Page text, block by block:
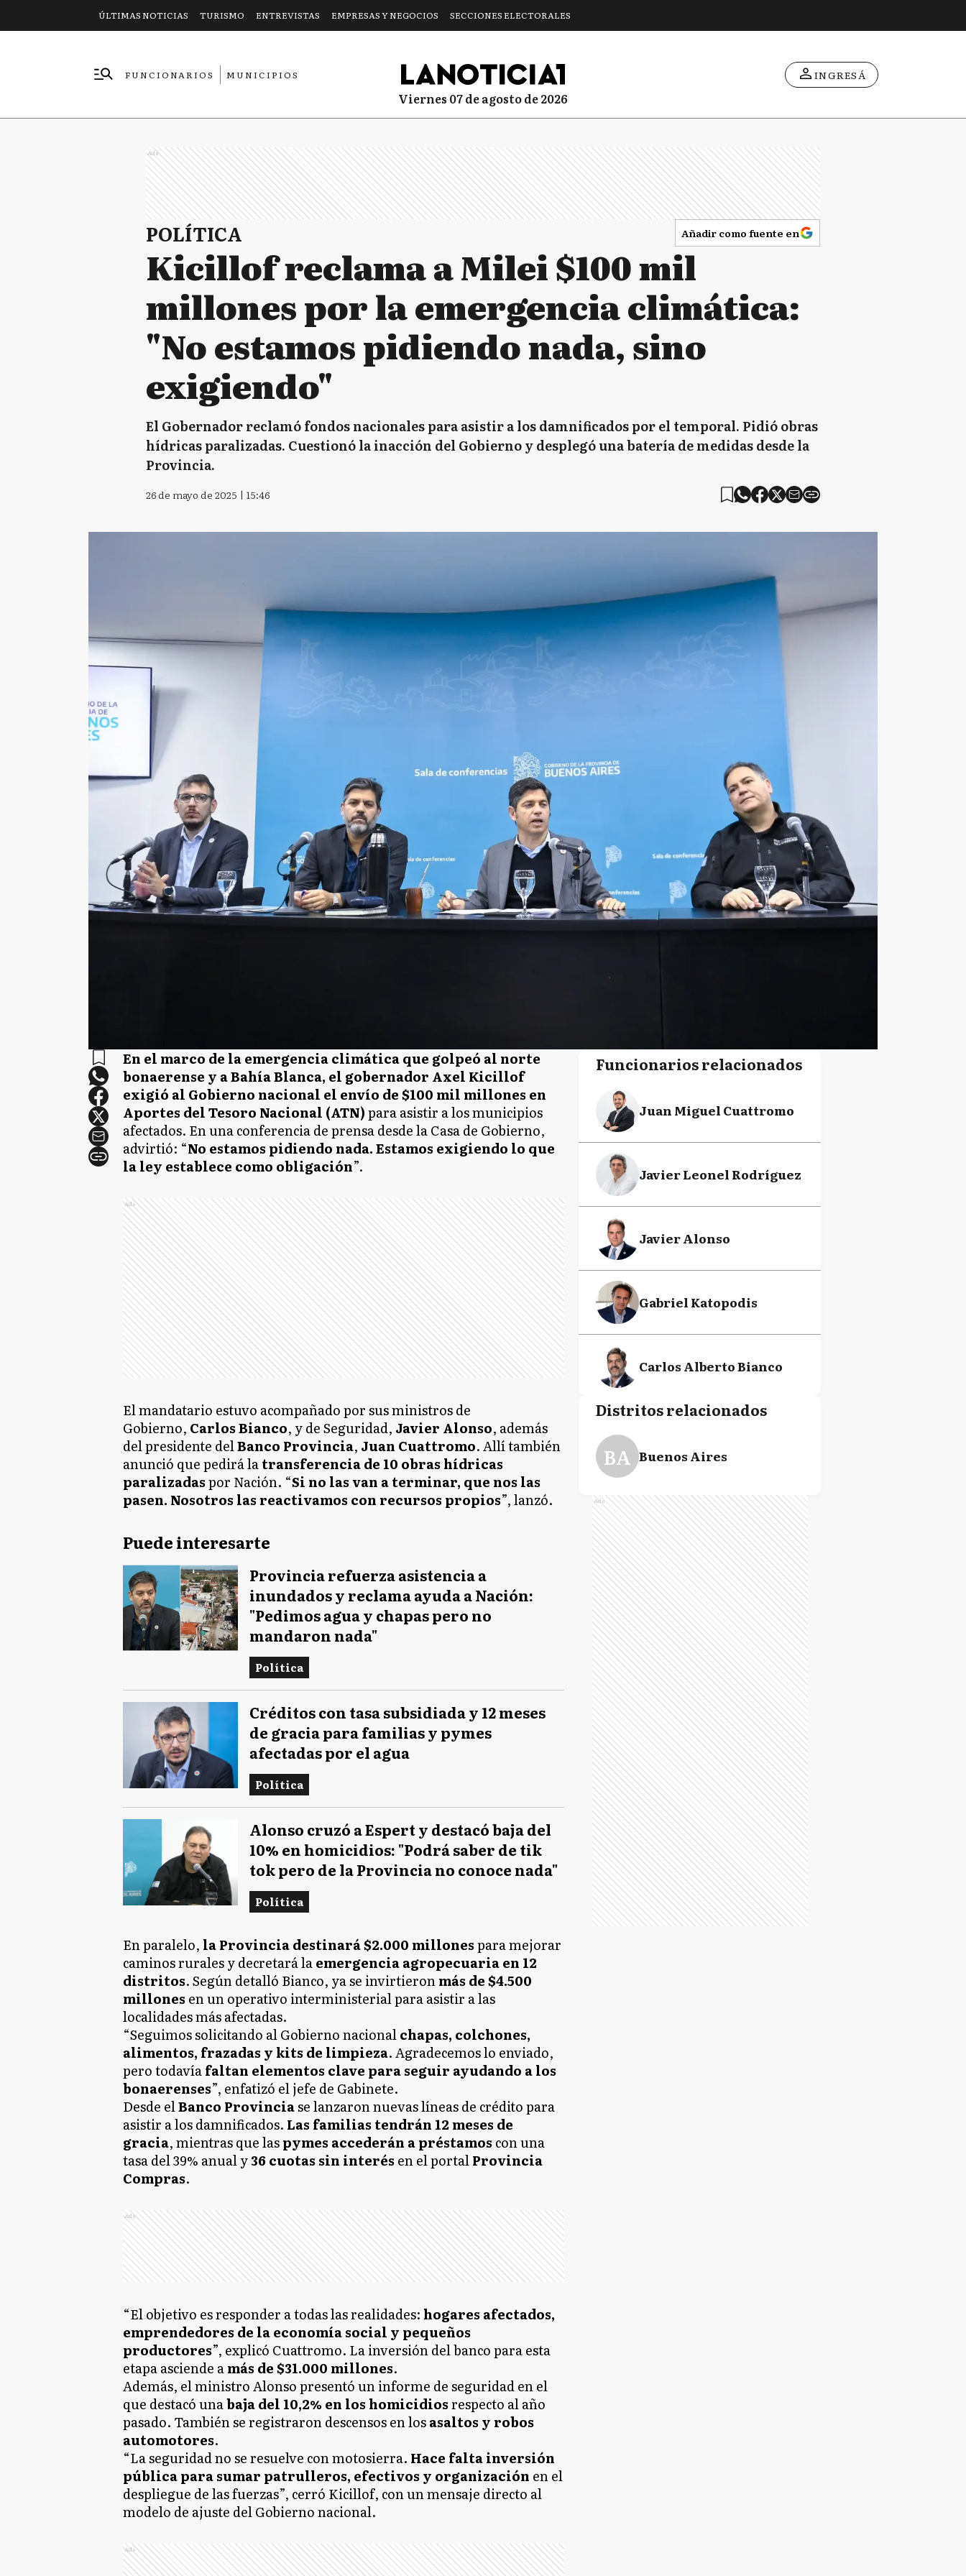
ÚLTIMAS NOTICIAS TURISMO ENTREVISTAS EMPRESAS Y NEGOCIOS SECCIONES ELECTORALES
FUNCIONARIOS
MUNICIPIOS
viernes 07 de agosto de 2026
INGRESÁ
Ads
POLÍTICA Añadir como fuente en
Kicillof reclama a Milei $100 mil
millones por la emergencia climática:
"No estamos pidiendo nada, sino
exigiendo"
El Gobernador reclamó fondos nacionales para asistir a los damnificados por el temporal. Pidió obras
hídricas paralizadas. Cuestionó la inacción del Gobierno y desplegó una batería de medidas desde la
Provincia.
26 de mayo de 2025 | 15:46
En el marco de la emergencia climática que golpeó al norte
bonaerense y a Bahía Blanca, el gobernador Axel Kicillof
exigió al Gobierno nacional el envío de $100 mil millones en
Aportes del Tesoro Nacional (ATN)para asistir a los municipios
afectados. En una conferencia de prensa desde la Casa de Gobierno,
advirtió: “No estamos pidiendo nada. Estamos exigiendo lo que
la ley establece como obligación”.
Ads
El mandatario estuvo acompañado por sus ministros de
Gobierno, Carlos Bianco, y de Seguridad, Javier Alonso, además
del presidente delBanco Provincia, Juan Cuattromo. Allí también
anunció que pedirá latransferencia de 10 obras hídricas
paralizadaspor Nación. “Si no las van a terminar, que nos las
pasen. Nosotros las reactivamos con recursos propios”, lanzó.
Puede interesarte
Provincia refuerza asistencia a
inundados y reclama ayuda a Nación:
"Pedimos agua y chapas pero no
mandaron nada"
Política
Créditos con tasa subsidiada y 12 meses
de gracia para familias y pymes
afectadas por el agua
Política
Alonso cruzó a Espert y destacó baja del
10% en homicidios: "Podrá saber de tik
tok pero de la Provincia no conoce nada"
Política
En paralelo, la Provincia destinará $2.000 millonespara mejorar
caminos rurales y decretará laemergencia agropecuaria en 12
distritos. Según detalló Bianco, ya se invirtieronmás de $4.500
millonesen un operativo interministerial para asistir a las
localidades más afectadas.
“Seguimos solicitando al Gobierno nacionalchapas, colchones,
alimentos, frazadas y kits de limpieza. Agradecemos lo enviado,
pero todavíafaltan elementos clave para seguir ayudando a los
bonaerenses”, enfatizó el jefe de Gabinete.
Desde elBanco Provinciase lanzaron nuevas líneas de crédito para
asistir a los damnificados. Las familias tendrán 12 meses de
gracia, mientras que laspymes accederán a préstamoscon una
tasa del 39% anual y36 cuotas sin interésen el portalProvincia
Compras.
Ads
“El objetivo es responder a todas las realidades:hogares afectados,
emprendedores de la economía social y pequeños
productores”, explicó Cuattromo. La inversión del banco para esta
etapa asciende amás de $31.000 millones.
Además, el ministro Alonso presentó un informe de seguridad en el
que destacó unabaja del 10,2% en los homicidiosrespecto al año
pasado. También se registraron descensos en losasaltos y robos
automotores.
“La seguridad no se resuelve con motosierra. Hace falta inversión
pública para sumar patrulleros, efectivos y organización en el
despliegue de las fuerzas”, cerró Kicillof, con un mensaje directo al
modelo de ajuste del Gobierno nacional.
Ads
Funcionarios relacionados
Juan Miguel Cuattromo
Javier Leonel Rodríguez
Javier Alonso
Gabriel Katopodis
Carlos Alberto Bianco
Eduardo Ricardo
Pablo Julio López
Axel Kicillof
Andrés "Cuervo"
Larroque
Juan Carlos "Chinchu"
Gasparini
Distritos relacionados
BA Buenos Aires
Ads